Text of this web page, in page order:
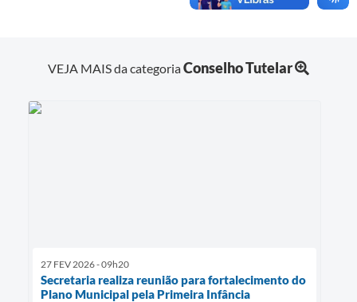
VEJA MAIS da categoriaConselho Tutelar
27 FEV 2026 - 09h20
Secretaria realiza reunião para fortalecimento do
Plano Municipal pela Primeira Infância